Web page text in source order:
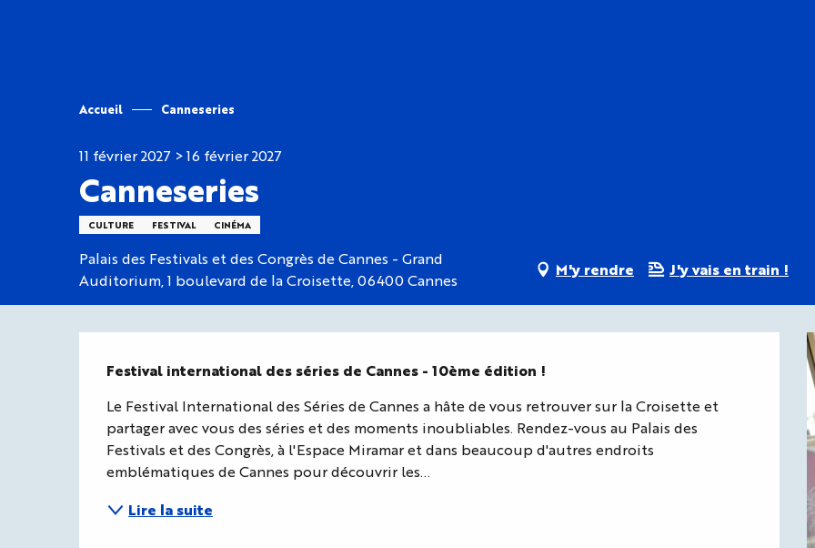
Accueil Canneseries
11 février 2027 > 16 février 2027
Canneseries
CULTURE FESTIVAL CINÉMA
Palais des Festivals et des Congrès de Cannes - Grand
Auditorium, 1 boulevard de la Croisette, 06400 Cannes
M'y rendre J'y vais en train !
Description
Festival international des séries de Cannes - 10ème édition !
Le Festival International des Séries de Cannes a hâte de vous retrouver sur la Croisette et
partager avec vous des séries et des moments inoubliables. Rendez-vous au Palais des
Festivals et des Congrès, à l'Espace Miramar et dans beaucoup d'autres endroits
emblématiques de Cannes pour découvrir les...
Lire la suite